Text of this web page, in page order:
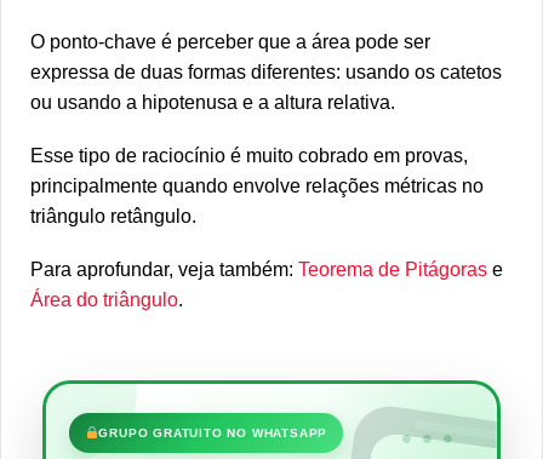
O ponto-chave é perceber que a área pode ser
expressa de duas formas diferentes: usando os catetos
ou usando a hipotenusa e a altura relativa.
Esse tipo de raciocínio é muito cobrado em provas,
principalmente quando envolve relações métricas no
triângulo retângulo.
Para aprofundar, veja também: Teorema de Pitágoras e
Área do triângulo.
•••
GRUPO GRATUITO NO WHATSAPP